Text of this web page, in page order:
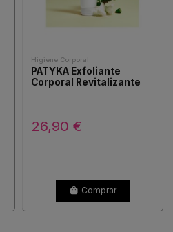
Higiene Corporal
PATYKA Exfoliante
Corporal Revitalizante
26,90 €
Comprar